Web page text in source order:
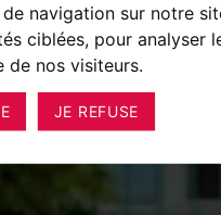
navigation sur notre
ciblées, pour analyser
de nos visiteurs.
JE REFUSE